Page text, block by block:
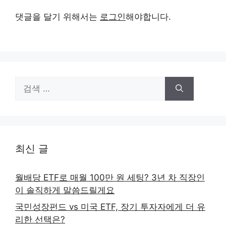
댓글을 달기 위해서는 로그인해야합니다.
색:
최신 글
월배당 ETF로 매월 100만 원 세팅? 3년 차 직장인
이 솔직하게 말씀드릴게요
국민성장펀드 vs 미국 ETF, 장기 투자자에게 더 유
리한 선택은?